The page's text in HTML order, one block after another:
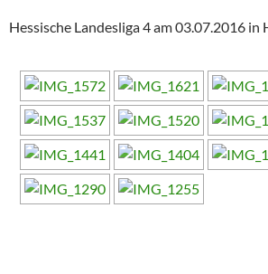
Hessische Landesliga 4 am 03.07.2016 in